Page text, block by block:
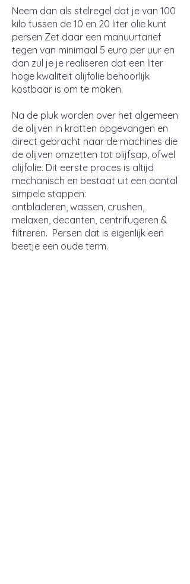
Neem dan als stelregel dat je van 100
kilo tussen de 10 en 20 liter olie kunt
persen Zet daar een manuurtarief
tegen van minimaal 5 euro per uur en
dan zul je je realiseren dat een liter
hoge kwaliteit olijfolie behoorlijk
kostbaar is om te maken.
Na de pluk worden over het algemeen
de olijven in kratten opgevangen en
direct gebracht naar de machines die
de olijven omzetten tot olijfsap, ofwel
olijfolie. Dit eerste proces is altijd
mechanisch en bestaat uit een aantal
simpele stappen:
ontbladeren, wassen, crushen,
melaxen, decanten, centrifugeren &
filtreren. Persen dat is eigenlijk een
beetje een oude term.